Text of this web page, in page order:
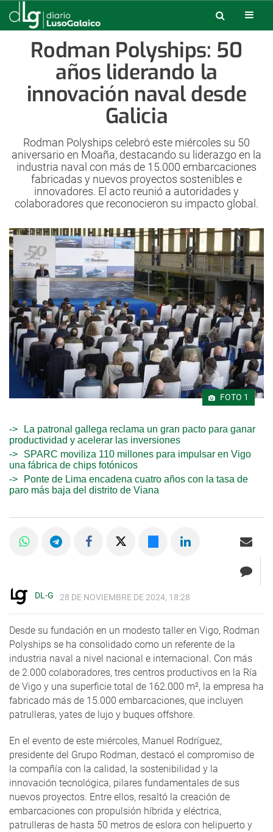
Rodman Polyships: 50
años liderando la
innovación naval desde
Galicia
Rodman Polyships celebró este miércoles su 50
aniversario en Moaña, destacando su liderazgo en la
industria naval con más de 15.000 embarcaciones
fabricadas y nuevos proyectos sostenibles e
innovadores. El acto reunió a autoridades y
colaboradores que reconocieron su impacto global.
FOTO 1
La patronal gallega reclama un gran pacto para ganar
productividad y acelerar las inversiones
SPARC moviliza 110 millones para impulsar en Vigo
una fábrica de chips fotónicos
Ponte de Lima encadena cuatro años con la tasa de
paro más baja del distrito de Viana
DL-G 28 DE NOVIEMBRE DE 2024, 18:28
Desde su fundación en un modesto taller en Vigo, Rodman
Polyships se ha consolidado como un referente de la
industria naval a nivel nacional e internacional. Con más
de 2.000 colaboradores, tres centros productivos en la Ría
de Vigo y una superficie total de 162.000 m², la empresa ha
fabricado más de 15.000 embarcaciones, que incluyen
patrulleras, yates de lujo y buques offshore.
En el evento de este miércoles, Manuel Rodríguez,
presidente del Grupo Rodman, destacó el compromiso de
la compañía con la calidad, la sostenibilidad y la
innovación tecnológica, pilares fundamentales de sus
nuevos proyectos. Entre ellos, resaltó la creación de
embarcaciones con propulsión híbrida y eléctrica,
patrulleras de hasta 50 metros de eslora con helipuerto y